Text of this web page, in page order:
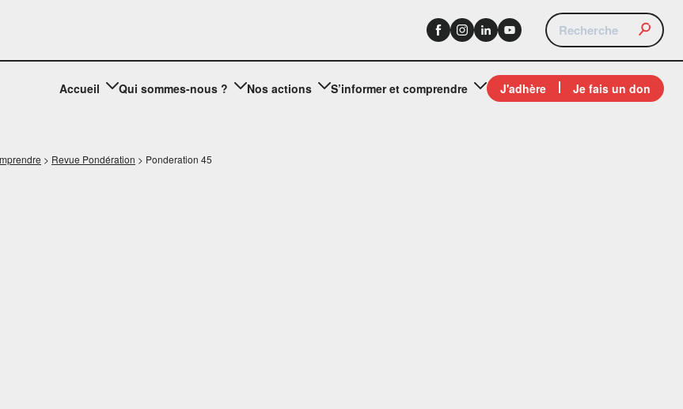
Accueil Qui sommes-nous ? Nos actions S’informer et comprendre J'adhère Je fais un don
> Revue Pondération > Ponderation 45